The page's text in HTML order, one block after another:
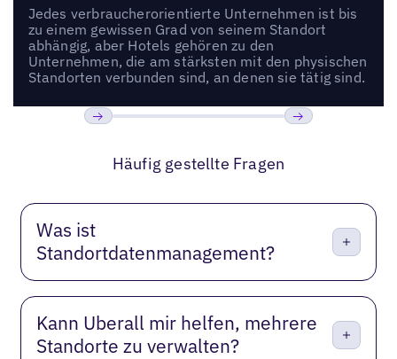
Jedes verbraucherorientierte Unternehmen ist bis
zu einem gewissen Grad von seinem Standort
abhängig, aber Hotels gehören zu den
Unternehmen, die am stärksten mit den physischen
Standorten verbunden sind, an denen sie tätig sind.
Häufig gestellte Fragen
Was ist
Standortdatenmanagement?
Kann Uberall mir helfen, mehrere
Standorte zu verwalten?